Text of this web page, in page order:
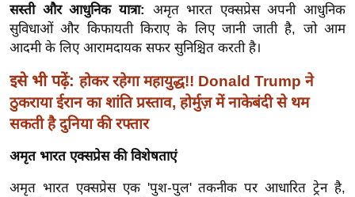
रं
ज
ज
ग
त
ली
वु
सस्ती और आधुनिक यात्रा: अमृत भारत एक्सप्रेस अपनी आधुनिक
सुविधाओं और किफायती किराए के लिए जानी जाती है, जो आम
आदमी के लिए आरामदायक सफर सुनिश्चित करती है।
इसे भी पढ़ें: होकर रहेगा महायुद्ध!! Donald Trump ने
ठुकराया ईरान का शांति प्रस्ताव, होर्मुज़ में नाकेबंदी से थम
सकती है दुनिया की रफ्तार
अमृत भारत एक्सप्रेस की विशेषताएं
अमृत भारत एक्सप्रेस एक 'पुश-पुल' तकनीक पर आधारित ट्रेन है,